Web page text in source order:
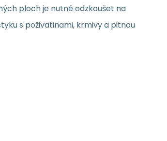
ploch je nutné odzkoušet na
s poživatinami, krmivy a pitnou